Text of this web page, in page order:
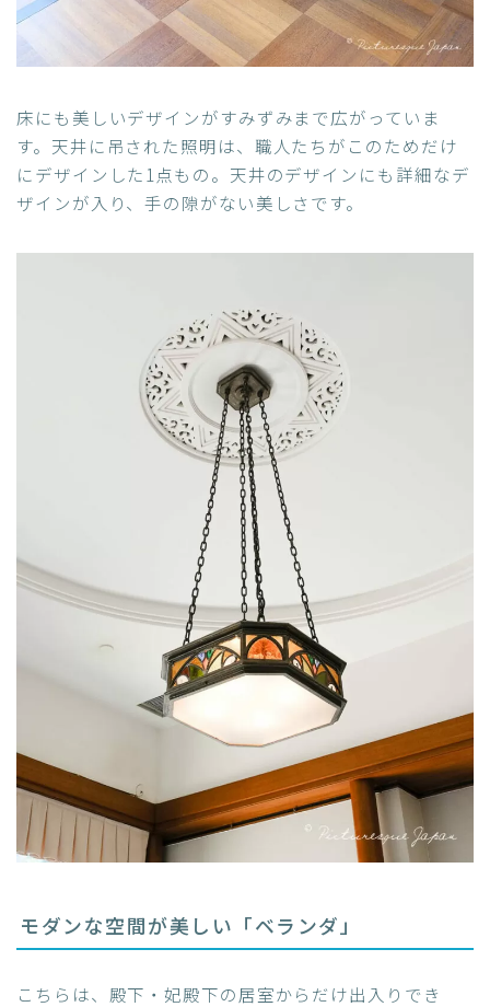
床にも美しいデザインがすみずみまで広がっていま
す。天井に吊された照明は、職人たちがこのためだけ
にデザインした1点もの。天井のデザインにも詳細なデ
ザインが入り、手の隙がない美しさです。
モダンな空間が美しい「ベランダ」
こちらは、殿下・妃殿下の居室からだけ出入りでき